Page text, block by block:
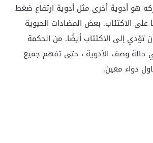
هو أدوية أخرى مثل أدوية ارتفاع ضغط
على الاكتئاب. بعض المضادات الحيوية
تؤدي إلى الاكتئاب أيضًا. من الحكمة
حالة وصف الأدوية ، حتى تفهم جميع
دواء معين.